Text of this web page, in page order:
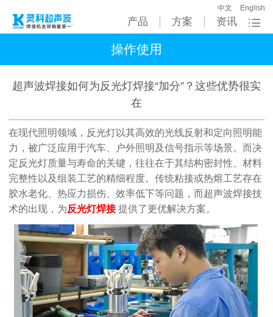
产品 方案 资讯
中文 English
操作使用
超声波焊接如何为反光灯焊接“加分”？这些优势很实
在
在现代照明领域，反光灯以其高效的光线反射和定向照明能
力，被广泛应用于汽车、户外照明及信号指示等场景。而决
定反光灯质量与寿命的关键，往往在于其结构密封性、材料
完整性以及组装工艺的精细程度。传统粘接或热熔工艺存在
胶水老化、热应力损伤、效率低下等问题，而超声波焊接技
术的出现，为反光灯焊接 提供了更优解决方案。